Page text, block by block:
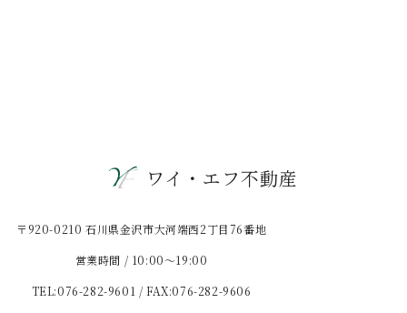
ワイ・エフ不動産
〒920-0210 石川県金沢市大河端西2丁目76番地
営業時間 / 10:00〜19:00
TEL:076-282-9601 / FAX:076-282-9606